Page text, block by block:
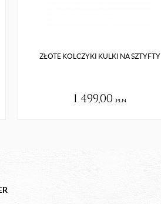
ZŁOTE KOLCZYKI KULKI NA SZTYFTY
1 499,00 pln